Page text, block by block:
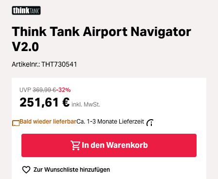
Zubehör
Loading...
Licht & Studio
Loading...
Bildbearbeitung
Loading...
Ferngläser
Loading...
Second Hand
Loading...
SALE
Loading...
Think Tank Airport Navigator
V2.0
Artikelnr.:THT730541
UVP 369,99 €-32%
251,61 € inkl. MwSt.
Bald wieder lieferbarCa. 1-3 Monate Lieferzeit
In den Warenkorb
Zur Wunschliste hinzufügen